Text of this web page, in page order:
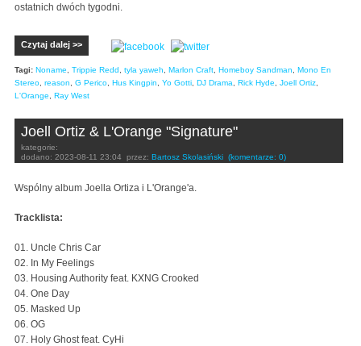
ostatnich dwóch tygodni.
Czytaj dalej >>
Tagi: Noname Trippie Redd tyla yaweh Marlon Craft Homeboy Sandman
Mono En
Stereo reason G Perico Hus Kingpin Yo Gotti DJ Drama Rick Hyde Joell Ortiz
L'Orange
Ray West
Joell Ortiz & L'Orange "Signature"
kategorie:
dodano: 2023-08-11 23:04 przez: Bartosz Skolasiński (komentarze: 0)
Wspólny album Joella Ortiza i L'Orange'a.
Tracklista:
01. Uncle Chris Car
02. In My Feelings
03. Housing Authority feat. KXNG Crooked
04. One Day
05. Masked Up
06. OG
07. Holy Ghost feat. CyHi